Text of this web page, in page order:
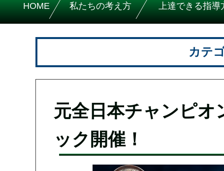
HOME 私たちの考え方 上達できる指導
カテ
元全日本チャンピオ
ック開催！